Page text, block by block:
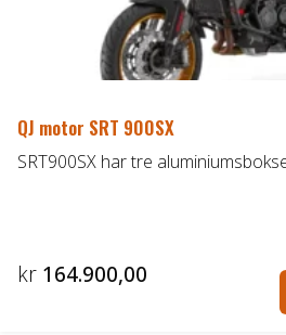
QJ motor SRT 900SX
SRT900SX har tre
kr 164.900,00